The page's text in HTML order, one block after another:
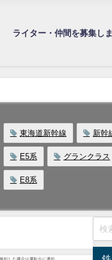
ライター・仲間を募集し
東海道新幹線 新幹
E5系 グランクラス
E8系